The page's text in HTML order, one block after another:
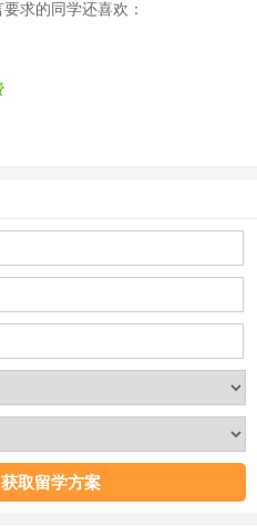
要求的同学还喜欢：